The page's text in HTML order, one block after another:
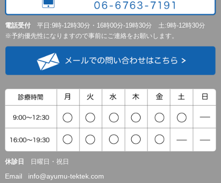
電話受付 平日:9時-12時30分・16時00分-19時30分 土:9時-12時30分
※予約優先性になりますので事前にご連絡をお願いします。
休診日 日曜日・祝日
Email info@ayumu-tektek.com